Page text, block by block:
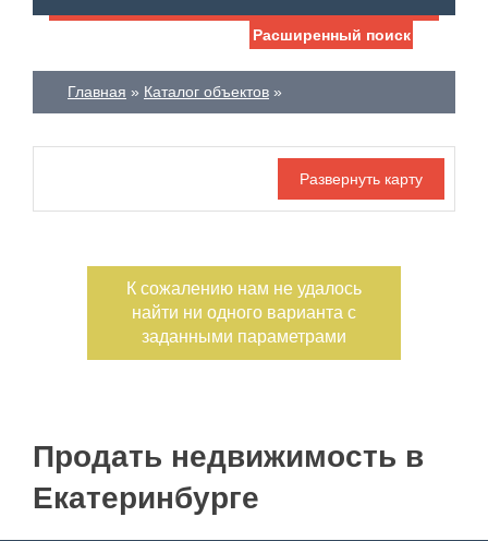
Номер объекта
Жилая площадь
—
Площадь кухни
—
Тип участка
Санузел
Участок, сотки
Этажность
Планировка
С фото
Расширенный поиск
Главная Каталог объектов
К сожалению нам не удалось
найти ни одного варианта с
заданными параметрами
Продать недвижимость в
Екатеринбурге